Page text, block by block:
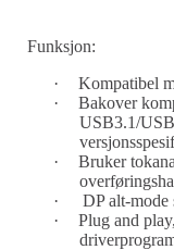
Funksjon:
·
Kompatibel
·
Bakover
USB3.1/
·
Bruker
·
DP alt-mode
·
Plug and